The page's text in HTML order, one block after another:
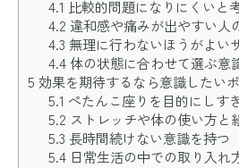
4.1 比較的問題になりにくいと
4.2 違和感や痛みが出やすい人
4.3 無理に行わないほうがよい
4.4体の状態に合わせて選ぶ意
5 効果を期待するなら意識したい
5.1 ぺたんこ座りを目的にしす
5.2 ストレッチや体の使い方と
5.3 長時間続けない意識を持つ
5.4日常生活の中での取り入れ